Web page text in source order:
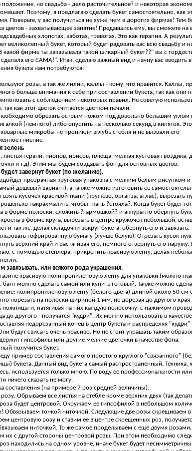
но свадьба - дело расточительное? и некоторая
Поэтому, я предлагаю сделать букет самостоятельно, как
Поверьте, у вас получиться не хуже, чем в дорогих фирмах! Тем
цветов - захватывающее занятие! Предавшись ему, вы сможете на
хлопотах, заботах, тревогах. Это как терапия. А
великолепный букет, который будет радовать вас всю свадьбу и
какой фирме ты заказывала такой шикарный букет??" вы с
сделала его САМА!". Итак, сделаю важный вид и начну вас вводить в
букета нам потребуются:
розы, а так же лилии, каллы - кому, что нравится. Каллы,
больше внимания к себе при составлении букета, так как они
с соблюдением некоторых правил. Не советую
как этот цветок считается цветком печали.
обрезать острым ножом под довольно большим углом
(немного) либо опустить на несколько секунд в кипяток.
микробы не проникли вглубь стебля и не вызвали его
гниение.
зелень
листья герани, пионов, ирисов, плюща, мелкая кустовая гвоздика,
и т.д). Этим мы будем создавать фон для основных цветов.
будет завернут букет (по желанию).
прозрачная круговая упаковка с мелким белым рисунком
дешевый вариант), а также можно изготовить ее
взять кусочек красивой ткани (кружево, органза, атлас), вырезать
накрахмалить, чтобы ткань ?стояла?. Когда букет будет
в форме полоски, сложить ?гармошкой? и аккуратно обернуть
в форме круга, вырезать в центре кружочек небольшой,
и так же, делая складочки вокруг букета, обернуть его и завязать.
гофрированную бумагу (лучше белую). Отрезать кусок
верхний край и растягивая его, немного отвернуть его наружу.
с помощью степлера, прикрепить красивую ленту, делая
завязывать, или всякого рода украшения.
красивую полипропиленовую ленту для упаковки (можно
бант можно сделать самой или купить готовый. Также можно
полипропиленовую ленту (белого цвета) длиной около 50 см
порезать на полоски шириной 1 мм, не дорезая до другого края
ножницы и, натягивая на них каждую полосочку, с нажимом
до другого - получатся "кудри". Их можно использовать в качестве
недорезанный конец в центр букета и распределяя "кудри"
будут свисать очень красиво. Но не стоит украшать таким
гипсофилы или другие мелкие цветочки в качестве фона.
получится букет.
пример составления самого простого круглого "связанного"
букета. Данный вид букета самый распространенный. Техника,
используется только мною. По воду ее профессиональности или
ничего сказать не могу.
составления (на примере 7 роз средней величины).
Обрываем все листья на стебле кроме верхних двух (так
будет центровой. Окружаем ее гипсофилой в небольшом
Обвязываем тонкой ниточкой. Следующие две розы скрещиваем
центровую розу и ставим ее в центре скрещенных роз,
ниточкой. То же самое проделываем с еще двумя
их с другой стороны центровой розы. При этом необходимо
находились на одном уровне, иначе букет будет